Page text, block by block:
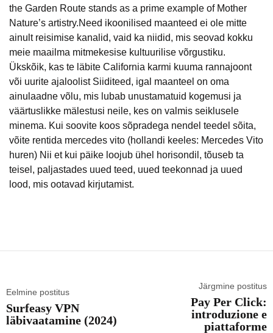
the Garden Route stands as a prime example of Mother
Nature’s artistry.Need ikoonilised maanteed ei ole mitte
ainult reisimise kanalid, vaid ka niidid, mis seovad kokku
meie maailma mitmekesise kultuurilise võrgustiku.
Ükskõik, kas te läbite California karmi kuuma rannajoont
või uurite ajaloolist Siiditeed, igal maanteel on oma
ainulaadne võlu, mis lubab unustamatuid kogemusi ja
väärtuslikke mälestusi neile, kes on valmis seiklusele
minema. Kui soovite koos sõpradega nendel teedel sõita,
võite rentida mercedes vito (hollandi keeles: Mercedes Vito
huren) Nii et kui päike loojub ühel horisondil, tõuseb ta
teisel, paljastades uued teed, uued teekonnad ja uued
lood, mis ootavad kirjutamist.
Eelmine postitus
Surfeasy VPN
läbivaatamine (2024)
Järgmine postitus
Pay Per Click:
introduzione e
piattaforme